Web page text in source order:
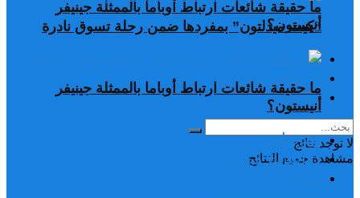
ما حقيقة شائعات ارتباط أوباما بالممثلة جينيفر
أنيستون؟
تغريدات
دراسات وبحوث
رياضة
لا توجد نتائج
مشاهدة جميع النتائح
“كيت ميدلتون” بمفردها ضمن رحلة تسوق نادرة
ما حقيقة شائعات ارتباط أوباما بالممثلة جينيفر
أنيستون؟
تغريدات
دراسات وبحوث